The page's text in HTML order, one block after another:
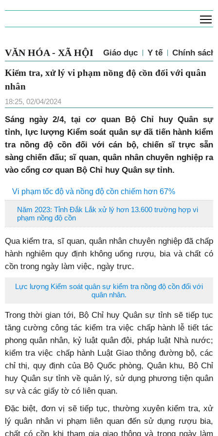
VĂN HÓA - XÃ HỘI Giáo dục Y tế Chính sách
Kiểm tra, xử lý vi phạm nồng độ cồn đối với quân
nhân
18:25, 02/04/2024
Sáng ngày 2/4, tại cơ quan Bộ Chỉ huy Quân sự
tỉnh, lực lượng Kiểm soát quân sự đã tiến hành kiểm
tra nồng độ cồn đối với cán bộ, chiến sĩ trực sẵn
sàng chiến đấu; sĩ quan, quân nhân chuyên nghiệp ra
vào cổng cơ quan Bộ Chỉ huy Quân sự tỉnh.
Vi phạm tốc độ và nồng độ cồn chiếm hơn 67%
Năm 2023: Tỉnh Đắk Lắk xử lý hơn 13.600 trường hợp vi
phạm nồng độ cồn
Qua kiểm tra, sĩ quan, quân nhân chuyên nghiệp đã chấp
hành nghiêm quy định không uống rượu, bia và chất có
cồn trong ngày làm việc, ngày trực.
Lực lượng Kiểm soát quân sự kiểm tra nồng độ cồn đối với
quân nhân.
Trong thời gian tới, Bộ Chỉ huy Quân sự tỉnh sẽ tiếp tục
tăng cường công tác kiểm tra việc chấp hành lễ tiết tác
phong quân nhân, kỷ luật quân đội, pháp luật Nhà nước;
kiểm tra việc chấp hành Luật Giao thông đường bộ, các
chỉ thị, quy định của Bộ Quốc phòng, Quân khu, Bộ Chỉ
huy Quân sự tỉnh về quản lý, sử dụng phương tiện quân
sự và các giấy tờ có liên quan.
Đặc biệt, đơn vị sẽ tiếp tục, thường xuyên kiểm tra, xử
lý quân nhân vi phạm liên quan đến sử dụng rượu bia,
chất có cồn khi tham gia giao thông và trong ngày làm